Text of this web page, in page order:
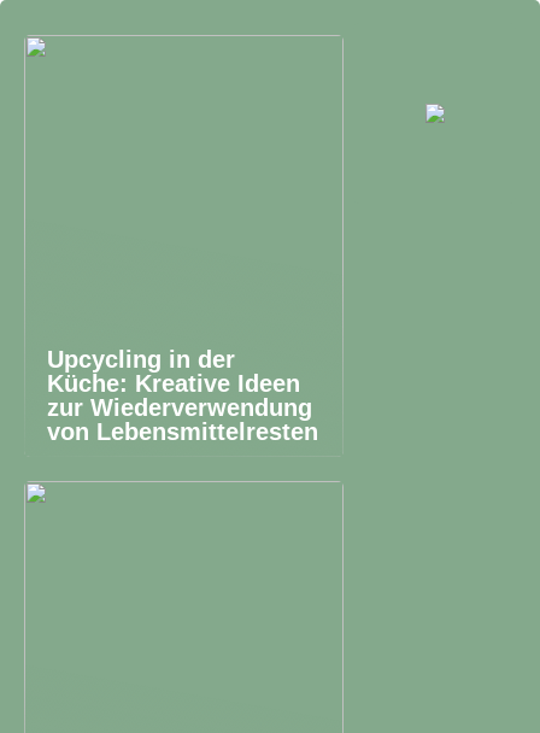
Upcycling in der
Küche: Kreative Ideen
zur Wiederverwendung
von Lebensmittelresten